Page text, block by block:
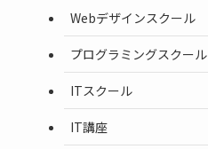
Webデザインスクール
プログラミングスクール
ITスクール
IT講座